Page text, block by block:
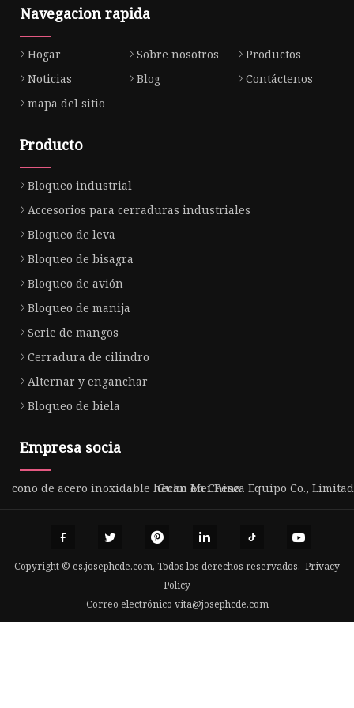
Navegacion rapida
Hogar Sobre nosotros
Productos
Noticias
Blog
Contáctenos
mapa del sitio
Producto
Bloqueo industrial
Accesorios para cerraduras industriales
Bloqueo de leva
Bloqueo de bisagra
Bloqueo de avión
Bloqueo de manija
Serie de mangos
Cerradura de cilindro
Alternar y enganchar
Bloqueo de biela
Empresa socia
cono de acero inoxidable hecho en China
Guan Mei Pesca Equipo Co.,
Copyright © es.josephcde.com, Todos los derechos reservados. Privacy
Policy
Correo electrónico vita@josephcde.com